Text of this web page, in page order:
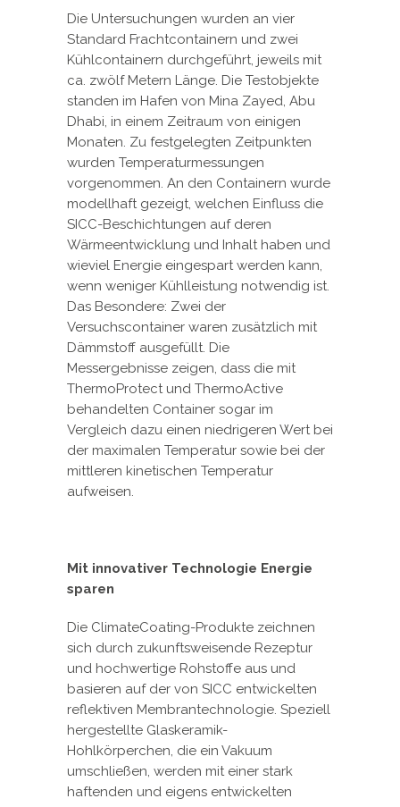
Die Untersuchungen wurden an vier
Standard Frachtcontainern und zwei
Kühlcontainern durchgeführt, jeweils mit
ca. zwölf Metern Länge. Die Testobjekte
standen im Hafen von Mina Zayed, Abu
Dhabi, in einem Zeitraum von einigen
Monaten. Zu festgelegten Zeitpunkten
wurden Temperaturmessungen
vorgenommen. An den Containern wurde
modellhaft gezeigt, welchen Einfluss die
SICC-Beschichtungen auf deren
Wärmeentwicklung und Inhalt haben und
wieviel Energie eingespart werden kann,
wenn weniger Kühlleistung notwendig ist.
Das Besondere: Zwei der
Versuchscontainer waren zusätzlich mit
Dämmstoff ausgefüllt. Die
Messergebnisse zeigen, dass die mit
ThermoProtect und ThermoActive
behandelten Container sogar im
Vergleich dazu einen niedrigeren Wert bei
der maximalen Temperatur sowie bei der
mittleren kinetischen Temperatur
aufweisen.
Mit innovativer Technologie Energie
sparen
Die ClimateCoating-Produkte zeichnen
sich durch zukunftsweisende Rezeptur
und hochwertige Rohstoffe aus und
basieren auf der von SICC entwickelten
reflektiven Membrantechnologie. Speziell
hergestellte Glaskeramik-
Hohlkörperchen, die ein Vakuum
umschließen, werden mit einer stark
haftenden und eigens entwickelten